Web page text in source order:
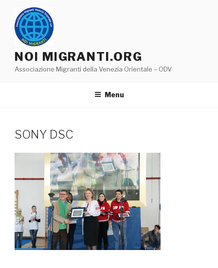
contenuto
NOI MIGRANTI.ORG
Associazione Migranti della Venezia Orientale – ODV
Menu
SONY DSC